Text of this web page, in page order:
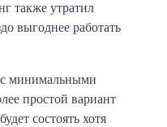
также утратил
выгоднее работать
минимальными
простой вариант
состоять хотя